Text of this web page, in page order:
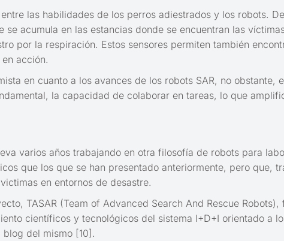
las habilidades de los perros adiestrados y los robots.
se acumula en las estancias donde se encuentran las
por la respiración. Estos sensores permiten también
acción.
en cuanto a los avances de los robots SAR, no obstante,
la capacidad de colaborar en tareas, lo que
varios años trabajando en otra filosofía de robots para
que los que se han presentado anteriormente, pero que,
en entornos de desastre.
TASAR (Team of Advanced Search And Rescue
científicos y tecnológicos del sistema I+D+I orientado a
del mismo [10].